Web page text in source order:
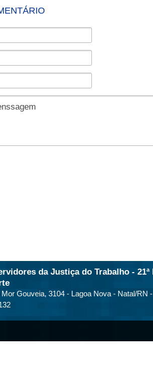
da Justiça do Trabalho - 21ª
Gouveia, 3104 - Lagoa Nova - Natal/RN